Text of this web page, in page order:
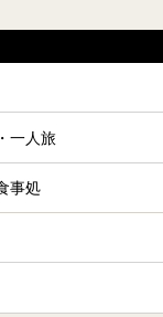
一人旅
事処